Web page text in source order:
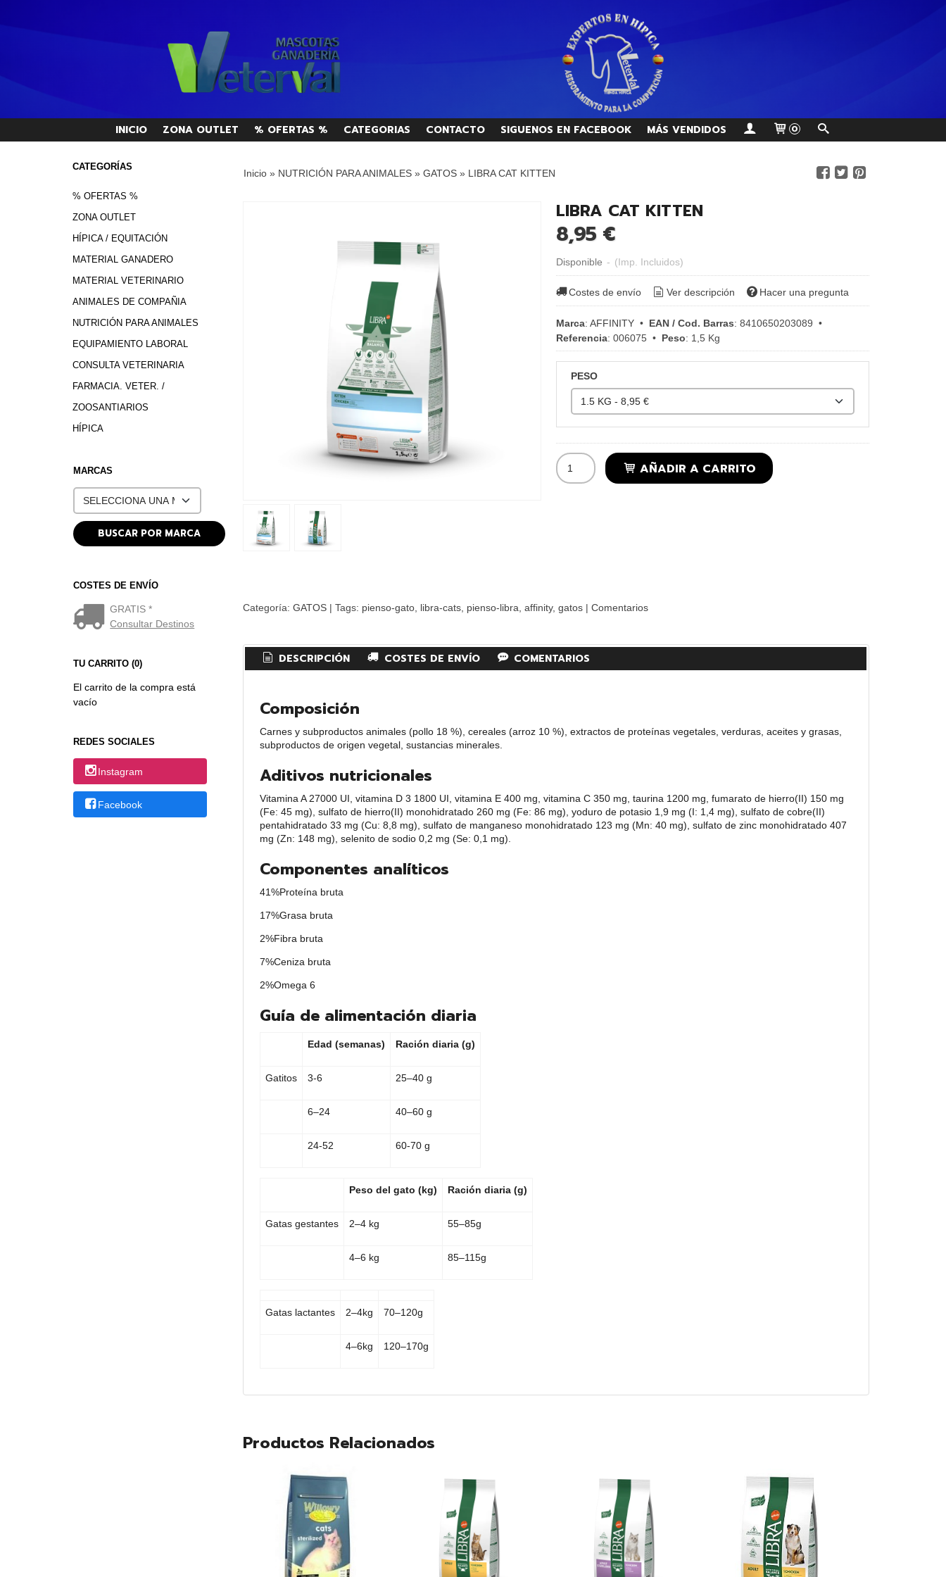
INICIO ZONA OUTLET % OFERTAS % CATEGORIAS CONTACTO SIGUENOS EN FACEBOOK MÁS VENDIDOS 0
CATEGORÍAS
% OFERTAS %
ZONA OUTLET
HÍPICA / EQUITACIÓN
MATERIAL GANADERO
MATERIAL VETERINARIO
ANIMALES DE COMPAÑIA
NUTRICIÓN PARA ANIMALES
EQUIPAMIENTO LABORAL
CONSULTA VETERINARIA
FARMACIA. VETER. /
ZOOSANTIARIOS
HÍPICA
MARCAS
COSTES DE ENVÍO
GRATIS *
Consultar Destinos
TU CARRITO (0)
El carrito de la compra está
vacío
REDES SOCIALES
Instagram
Facebook
Inicio» NUTRICIÓN PARA ANIMALES» GATOS» LIBRA CAT KITTEN
LIBRA CAT KITTEN
8,95 €
Disponible - (Imp. Incluidos)
Costes de envío Ver descripción Hacer una pregunta
Marca: AFFINITY• EAN / Cod. Barras: 8410650203089 •
Referencia: 006075• Peso: 1,5 Kg
PESO
AÑADIR A CARRITO
Categoría: GATOS| Tags: pienso-gato libra-cats pienso-libra affinity gatos | Comentarios
DESCRIPCIÓN COSTES DE ENVÍO COMENTARIOS
Composición
Carnes y subproductos animales (pollo 18 %), cereales (arroz 10 %), extractos de proteínas vegetales, verduras, aceites y grasas,
subproductos de origen vegetal, sustancias minerales.
Aditivos nutricionales
Vitamina A 27000 UI, vitamina D 3 1800 UI, vitamina E 400 mg, vitamina C 350 mg, taurina 1200 mg, fumarato de hierro(II) 150 mg
(Fe: 45 mg), sulfato de hierro(II) monohidratado 260 mg (Fe: 86 mg), yoduro de potasio 1,9 mg (I: 1,4 mg), sulfato de cobre(II)
pentahidratado 33 mg (Cu: 8,8 mg), sulfato de manganeso monohidratado 123 mg (Mn: 40 mg), sulfato de zinc monohidratado 407
mg (Zn: 148 mg), selenito de sodio 0,2 mg (Se: 0,1 mg).
Componentes analíticos
41%Proteína bruta
17%Grasa bruta
2%Fibra bruta
7%Ceniza bruta
2%Omega 6
Guía de alimentación diaria
Edad (semanas) Ración diaria (g)
Gatitos 3-6 25–40 g
6–24 40–60 g
24-52 60-70 g
Peso del gato (kg) Ración diaria (g)
Gatas gestantes 2–4 kg 55–85g
4–6 kg 85–115g
Gatas lactantes 2–4kg 70–120g
4–6kg 120–170g
Productos Relacionados